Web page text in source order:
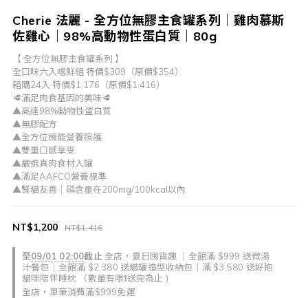
Cherie 法麗 - 全方位無膠主食罐系列｜雞肉慕斯
佐雞心｜98%高動物性蛋白質｜80g
【 全方位無膠主食罐系列 】
全口味六入嚐鮮組 特價$309（原價$354）
箱購24入 特價$1,176（原價$1,416）
🥩滿足肉食基因的美味🥩
▲高達98%動物性蛋白質
▲無膠配方
▲全方位機能營養照護
▲雙重口感享受
▲嚴選真肉食材入罐
▲滿足AAFCO營養標準
▲腎貓友善｜磷含量在200mg/100kcal以內
至09/01 02:00截止 全店，夏日囤貨趣 ｜全館滿 $999 送微湯
汁餐包｜全館滿 $2,380 送貓罐造型收納包｜滿 $3,580 送好抱
貓咪陪伴睡枕 （數量有限❗送完為止 )
全店，單筆消費滿$999免運
NT$1,416
NT$1,200